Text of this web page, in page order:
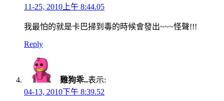
11-25, 2010上午 8:44.05
我最怕的就是卡巴掃到毒的時候會發出~~~怪聲!!!
Reply
雞狗乖..表示:
04-13, 2010下午 8:39.52